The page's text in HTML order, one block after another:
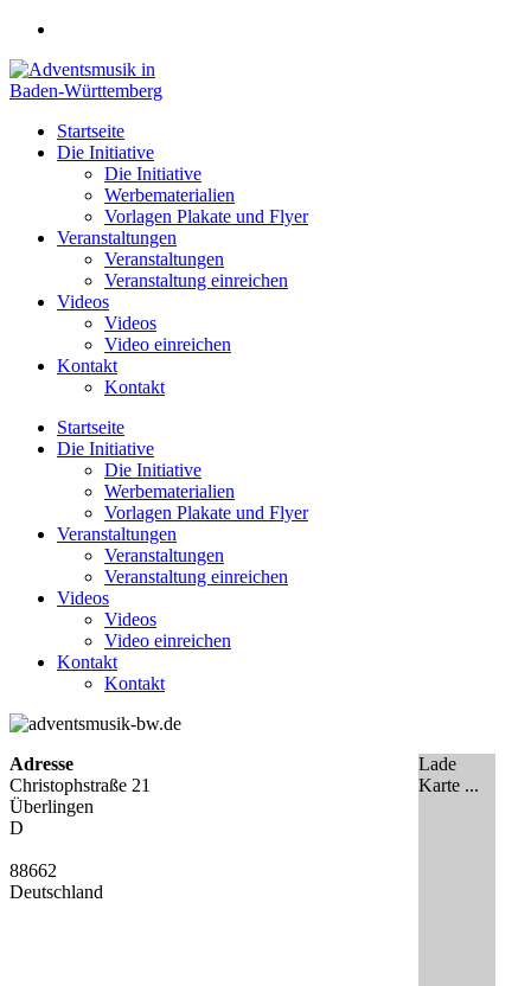
Zum
springen
Startseite
Die Initiative
Die Initiative
Werbematerialien
Vorlagen Plakate und Flyer
Veranstaltungen
Veranstaltungen
Veranstaltung einreichen
Videos
Videos
Video einreichen
Kontakt
Kontakt
Startseite
Die Initiative
Die Initiative
Werbematerialien
Vorlagen Plakate und Flyer
Veranstaltungen
Veranstaltungen
Veranstaltung einreichen
Videos
Videos
Video einreichen
Kontakt
Kontakt
Lade
Karte ...
Adresse
Christophstraße 21
Überlingen
D
88662
Deutschland